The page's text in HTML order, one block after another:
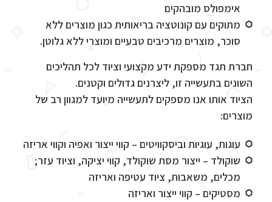
אימפולס מובהקים
מתוקים עם קונוטציה בריאותית כגון מוצרים ללא
סוכר, מוצרים מרכיבים טבעיים ומוצרי ללא גלוטן.
חברת תגד מספקת ידע מקצועי וציוד לכל תהליכים
השונים בתעשייה זו, ליצרנים גדולים וקטנים.
הציוד אותו אנו מספקים לתעשייה מיועד למגוון רב של
מוצרים:
עוגות, עוגיות וביסקוויטים – קווי ייצור ואפיה וקווי אריזה
שוקולד – ייצור מסת שוקולד, קווי יציקה, וציוד עזר;
מכלים, משאבות, ציוד עטיפה ואריזה
מסטיקים – קווי ייצור ואריזה